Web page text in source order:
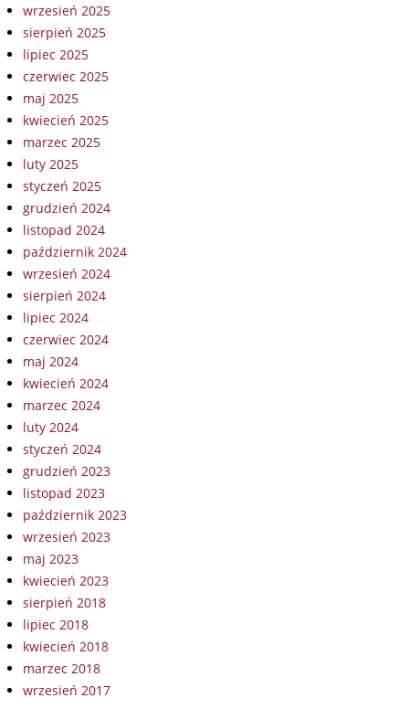
wrzesień 2025
sierpień 2025
lipiec 2025
czerwiec 2025
maj 2025
kwiecień 2025
marzec 2025
luty 2025
styczeń 2025
grudzień 2024
listopad 2024
październik 2024
wrzesień 2024
sierpień 2024
lipiec 2024
czerwiec 2024
maj 2024
kwiecień 2024
marzec 2024
luty 2024
styczeń 2024
grudzień 2023
listopad 2023
październik 2023
wrzesień 2023
maj 2023
kwiecień 2023
sierpień 2018
lipiec 2018
kwiecień 2018
marzec 2018
wrzesień 2017